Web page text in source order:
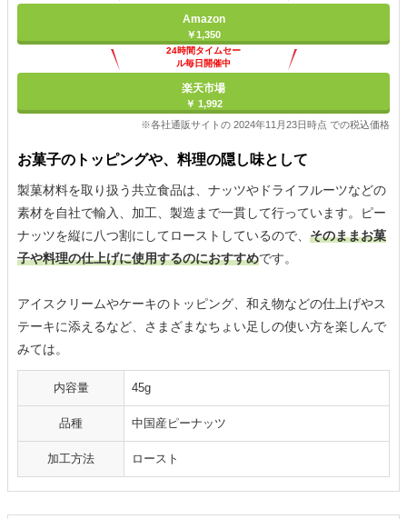
Amazon
￥1,350
24時間タイムセー
ル毎日開催中
楽天市場
￥ 1,992
※各社通販サイトの 2024年11月23日時点 での税込価格
お菓子のトッピングや、料理の隠し味として
製菓材料を取り扱う共立食品は、ナッツやドライフルーツなどの
素材を自社で輸入、加工、製造まで一貫して行っています。ピー
ナッツを縦に八つ割にしてローストしているので、 そのままお菓
子や料理の仕上げに使用するのにおすすめです。
アイスクリームやケーキのトッピング、和え物などの仕上げやス
テーキに添えるなど、さまざまなちょい足しの使い方を楽しんで
みては。
内容量 45g
品種 中国産ピーナッツ
加工方法 ロースト